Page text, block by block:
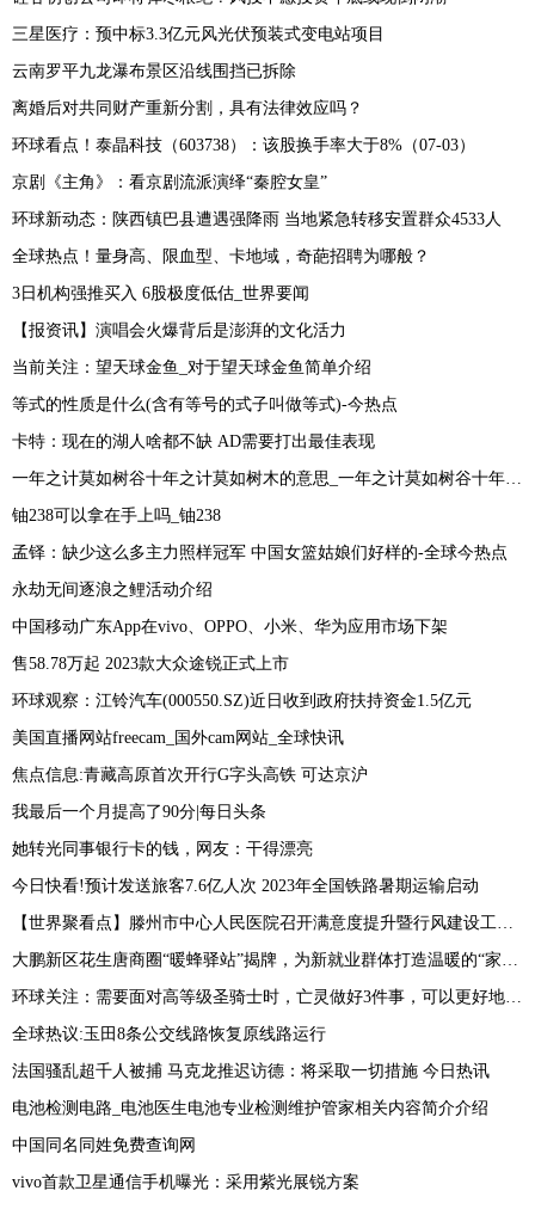
三星医疗：预中标3.3亿元风光伏预装式变电站项目
云南罗平九龙瀑布景区沿线围挡已拆除
离婚后对共同财产重新分割，具有法律效应吗？
环球看点！泰晶科技（603738）：该股换手率大于8%（07-03）
京剧《主角》：看京剧流派演绎“秦腔女皇”
环球新动态：陕西镇巴县遭遇强降雨 当地紧急转移安置群众4533人
全球热点！量身高、限血型、卡地域，奇葩招聘为哪般？
3日机构强推买入 6股极度低估_世界要闻
【报资讯】演唱会火爆背后是澎湃的文化活力
当前关注：望天球金鱼_对于望天球金鱼简单介绍
等式的性质是什么(含有等号的式子叫做等式)-今热点
卡特：现在的湖人啥都不缺 AD需要打出最佳表现
一年之计莫如树谷十年之计莫如树木的意思_一年之计莫如树谷十年之计终身之计
铀238可以拿在手上吗_铀238
孟铎：缺少这么多主力照样冠军 中国女篮姑娘们好样的-全球今热点
永劫无间逐浪之鲤活动介绍
中国移动广东App在vivo、OPPO、小米、华为应用市场下架
售58.78万起 2023款大众途锐正式上市
环球观察：江铃汽车(000550.SZ)近日收到政府扶持资金1.5亿元
美国直播网站freecam_国外cam网站_全球快讯
焦点信息:青藏高原首次开行G字头高铁 可达京沪
我最后一个月提高了90分|每日头条
她转光同事银行卡的钱，网友：干得漂亮
今日快看!预计发送旅客7.6亿人次 2023年全国铁路暑期运输启动
【世界聚看点】滕州市中心人民医院召开满意度提升暨行风建设工作会议
大鹏新区花生唐商圈“暖蜂驿站”揭牌，为新就业群体打造温暖的“家”_焦点讯息
环球关注：需要面对高等级圣骑士时，亡灵做好3件事，可以更好地保护侍僧
全球热议:玉田8条公交线路恢复原线路运行
法国骚乱超千人被捕 马克龙推迟访德：将采取一切措施 今日热讯
电池检测电路_电池医生电池专业检测维护管家相关内容简介介绍
中国同名同姓免费查询网
vivo首款卫星通信手机曝光：采用紫光展锐方案